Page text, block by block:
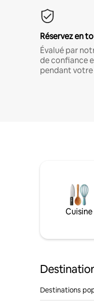
Réservez en
Évalué par
de confiance
pendant votre
Cuisine
Destinations